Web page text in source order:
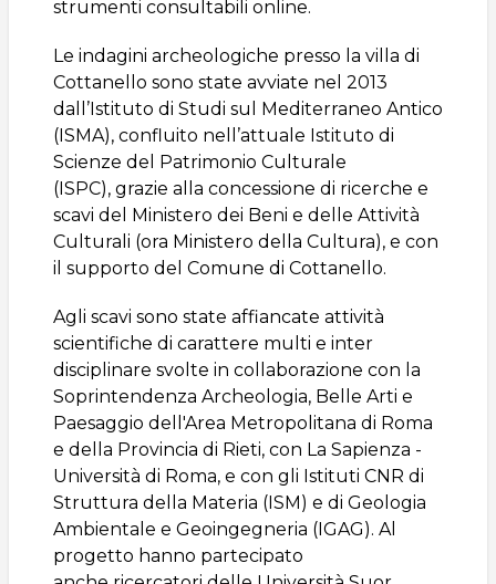
strumenti consultabili online.
Le indagini archeologiche presso la villa di
Cottanello sono state avviate nel 2013
dall’Istituto di Studi sul Mediterraneo Antico
(ISMA), confluito nell’attuale Istituto di
Scienze del Patrimonio Culturale
(ISPC), grazie alla concessione di ricerche e
scavi del Ministero dei Beni e delle Attività
Culturali (ora Ministero della Cultura), e con
il supporto del Comune di Cottanello.
Agli scavi sono state affiancate attività
scientifiche di carattere multi e inter
disciplinare svolte in collaborazione con la
Soprintendenza Archeologia, Belle Arti e
Paesaggio dell'Area Metropolitana di Roma
e della Provincia di Rieti, con La Sapienza -
Università di Roma, e con gli Istituti CNR di
Struttura della Materia (ISM) e di Geologia
Ambientale e Geoingegneria (IGAG). Al
progetto hanno partecipato